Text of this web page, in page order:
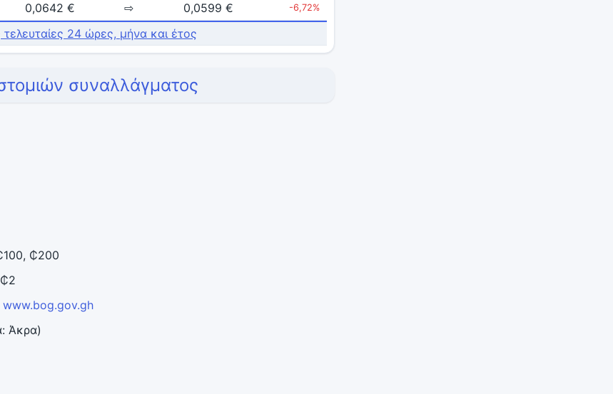
0,0642 € ⇨ 0,0599 € -6,72%
τελευταίες 24 ώρες, μήνα και έτος
συναλλάγματος
₵200
www.bog.gov.gh
Άκρα)